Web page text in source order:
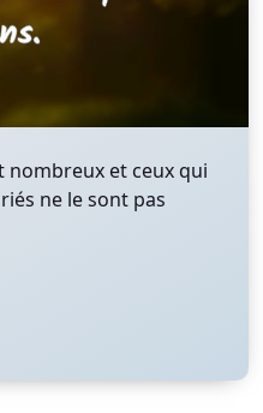
nombreux et ceux qui
ne le sont pas